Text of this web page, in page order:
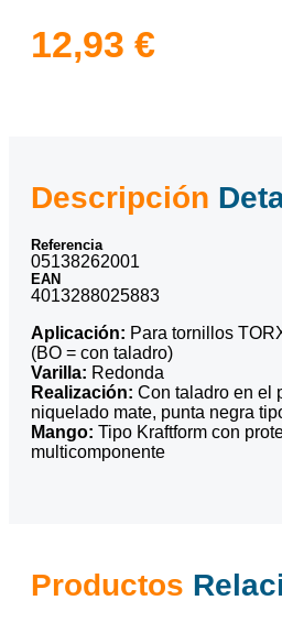
12,93 €
Descripción
Referencia
05138262001
EAN
4013288025883
Aplicación: Para tornillos
(BO = con taladro)
Varilla: Redonda
Realización: Con taladro en el
niquelado mate, punta negra
Mango: Tipo Kraftform con
multicomponente
Productos